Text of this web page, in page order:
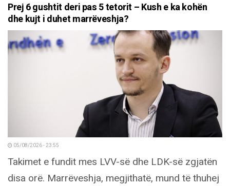
Prej 6 gushtit deri pas 5 tetorit – Kush e ka kohën
dhe kujt i duhet marrëveshja?
05/08/2026 - 23:55
Takimet e fundit mes LVV-së dhe LDK-së zgjatën
disa orë. Marrëveshja, megjithatë, mund të thuhej